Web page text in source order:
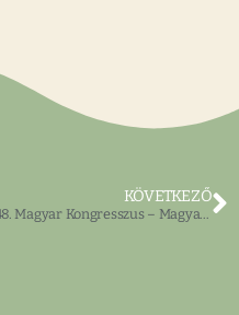
KÖVETKEZŐ
48. Magyar Kongresszus – Magyar Reneszánsz Konyha